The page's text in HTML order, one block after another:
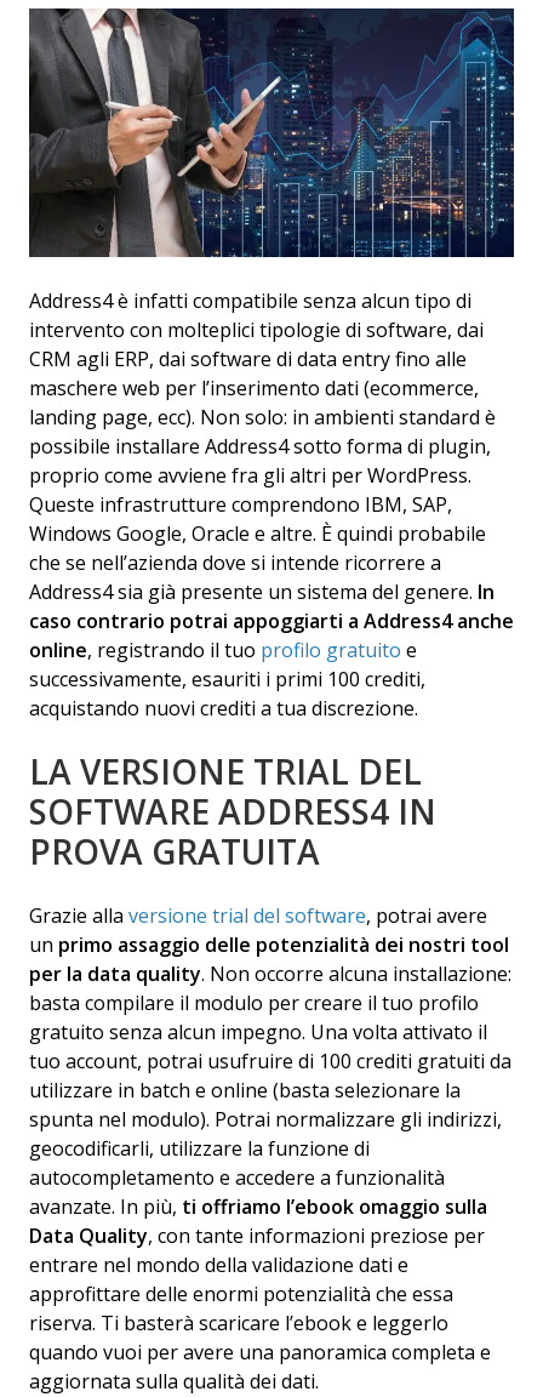
Address4 è infatti compatibile senza alcun tipo di
intervento con molteplici tipologie di software, dai
CRM agli ERP, dai software di data entry fino alle
maschere web per l’inserimento dati (ecommerce,
landing page, ecc). Non solo: in ambienti standard è
possibile installare Address4 sotto forma di plugin,
proprio come avviene fra gli altri per WordPress.
Queste infrastrutture comprendono IBM, SAP,
Windows Google, Oracle e altre. È quindi probabile
che se nell’azienda dove si intende ricorrere a
Address4 sia già presente un sistema del genere. In
caso contrario potrai appoggiarti a Address4 anche
online, registrando il tuo profilo gratuito e
successivamente, esauriti i primi 100 crediti,
acquistando nuovi crediti a tua discrezione.
LA VERSIONE TRIAL DEL
SOFTWARE ADDRESS4 IN
PROVA GRATUITA
Grazie alla versione trial del software, potrai avere
un primo assaggio delle potenzialità dei nostri tool
per la data quality. Non occorre alcuna installazione:
basta compilare il modulo per creare il tuo profilo
gratuito senza alcun impegno. Una volta attivato il
tuo account, potrai usufruire di 100 crediti gratuiti da
utilizzare in batch e online (basta selezionare la
spunta nel modulo). Potrai normalizzare gli indirizzi,
geocodificarli, utilizzare la funzione di
autocompletamento e accedere a funzionalità
avanzate. In più, ti offriamo l’ebook omaggio sulla
Data Quality, con tante informazioni preziose per
entrare nel mondo della validazione dati e
approfittare delle enormi potenzialità che essa
riserva. Ti basterà scaricare l’ebook e leggerlo
quando vuoi per avere una panoramica completa e
aggiornata sulla qualità dei dati.